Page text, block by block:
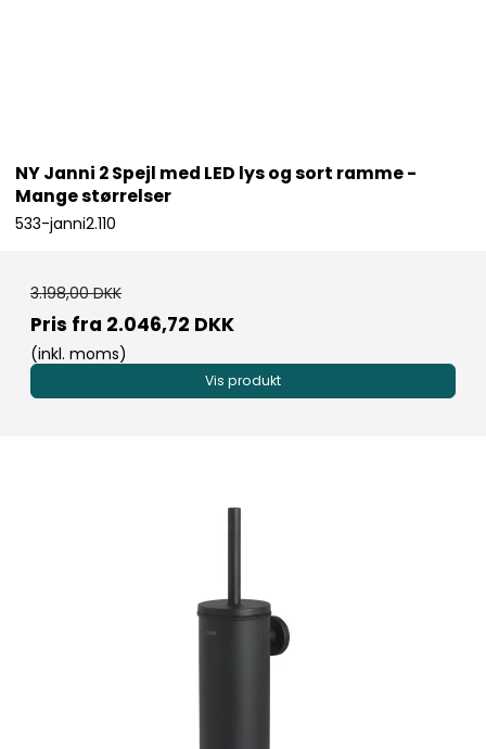
NY Janni 2 Spejl med LED lys og sort ramme -
Mange størrelser
533-janni2.110
3.198,00 DKK
Pris fra 2.046,72 DKK
(inkl. moms)
Vis produkt